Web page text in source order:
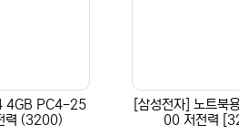
4GB PC4-25
력 (3200)
[삼성전자] 노트
00 저전력